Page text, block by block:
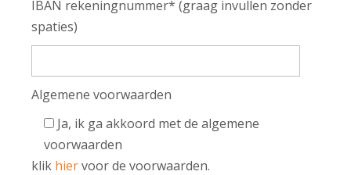
IBAN rekeningnummer* (graag invullen zonder
spaties)
Algemene voorwaarden
Ja, ik ga akkoord met de algemene
voorwaarden
klik hiervoor de voorwaarden.